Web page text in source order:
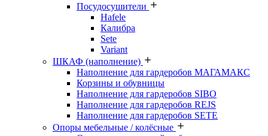
Посудосушители
Hafele
Калибра
Sete
Variant
ШКАФ (наполнение)
Наполнение для гардеробов МАГАМАКС
Корзины и обувницы
Наполнение для гардеробов SIBO
Наполнение для гардеробов REJS
Наполнение для гардеробов SETE
Опоры мебельные / колёсные